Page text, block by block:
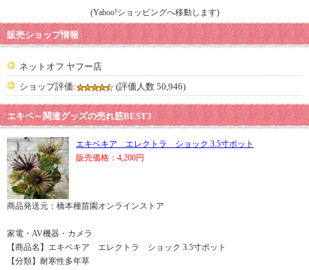
(Yahoo!ショッピングへ移動します)
販売ショップ情報
ネットオフ ヤフー店
ショップ評価:
(評価人数 50,946)
エキベ～関連グッズの売れ筋BEST3
エキベキア エレクトラ ショック 3.5寸ポット
販売価格：4,200円
商品発送元：橋本種苗園オンラインストア
家電・AV機器・カメラ
【商品名】エキベキア エレクトラ ショック 3.5寸ポット
【分類】耐寒性多年草